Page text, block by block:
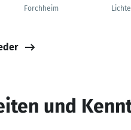
Forchheim
und